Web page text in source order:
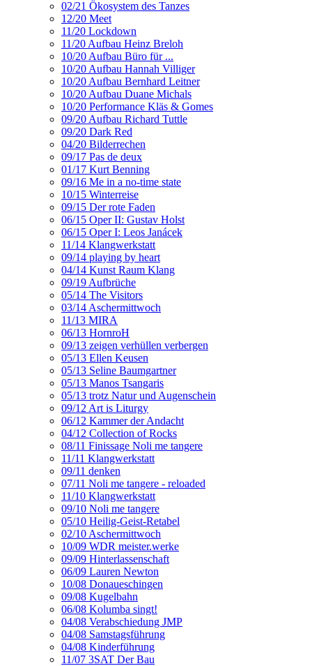
02/21 Ökosystem des Tanzes
12/20 Meet
11/20 Lockdown
11/20 Aufbau Heinz Breloh
10/20 Aufbau Büro für ...
10/20 Aufbau Hannah Villiger
10/20 Aufbau Bernhard Leitner
10/20 Aufbau Duane Michals
10/20 Performance Kläs & Gomes
09/20 Aufbau Richard Tuttle
09/20 Dark Red
04/20 Bilderrechen
09/17 Pas de deux
01/17 Kurt Benning
09/16 Me in a no-time state
10/15 Winterreise
09/15 Der rote Faden
06/15 Oper II: Gustav Holst
06/15 Oper I: Leos Janácek
11/14 Klangwerkstatt
09/14 playing by heart
04/14 Kunst Raum Klang
09/19 Aufbrüche
05/14 The Visitors
03/14 Aschermittwoch
11/13 MIRA
06/13 HornroH
09/13 zeigen verhüllen verbergen
05/13 Ellen Keusen
05/13 Seline Baumgartner
05/13 Manos Tsangaris
05/13 trotz Natur und Augenschein
09/12 Art is Liturgy
06/12 Kammer der Andacht
04/12 Collection of Rocks
08/11 Finissage Noli me tangere
11/11 Klangwerkstatt
09/11 denken
07/11 Noli me tangere - reloaded
11/10 Klangwerkstatt
09/10 Noli me tangere
05/10 Heilig-Geist-Retabel
02/10 Aschermittwoch
10/09 WDR meister.werke
09/09 Hinterlassenschaft
06/09 Lauren Newton
10/08 Donaueschingen
09/08 Kugelbahn
06/08 Kolumba singt!
04/08 Verabschiedung JMP
04/08 Samstagsführung
04/08 Kinderführung
11/07 3SAT Der Bau